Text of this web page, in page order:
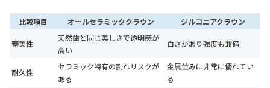
比較項目 オールセラミッククラウン ジルコニアクラウン
審美性
天然歯と同じ美しさで透明感が
高い
白さがあり強度も兼備
耐久性
セラミック特有の割れリスクが
ある
金属並みに非常に優れてい
る